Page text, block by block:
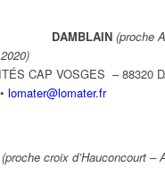
DAMBLAIN(proche
CAP VOSGES – 88320
lomater@lomater.fr
(proche croix d’Hauconcourt –